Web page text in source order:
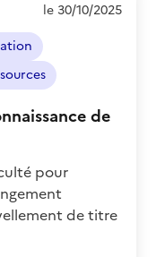
de
le 30/10/2025
de titre